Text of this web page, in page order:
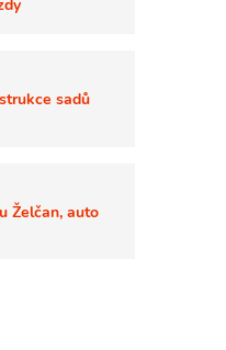
sadů
Želčan, auto